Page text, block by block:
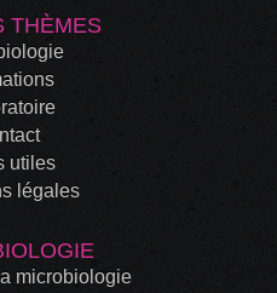
THÈMES
utiles
légales
microbiologie